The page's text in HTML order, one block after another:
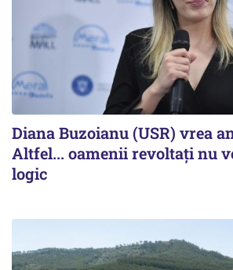
Diana Buzoianu (USR) vrea
Altfel... oamenii revoltați nu
logic